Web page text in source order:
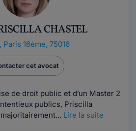
CHASTEL
, Paris 16ème, 75016
cet avocat
de droit public et d’un Master 2
publics, Priscilla
Lire la suite